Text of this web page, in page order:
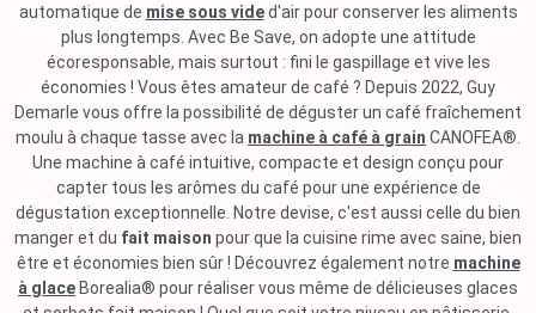
automatique de mise sous vided'air pour conserver les aliments
plus longtemps. Avec Be Save, on adopte une attitude
écoresponsable, mais surtout : fini le gaspillage et vive les
économies ! Vous êtes amateur de café ? Depuis 2022, Guy
Demarle vous offre la possibilité de déguster un café fraîchement
moulu à chaque tasse avec la machine à café à grain CANOFEA®.
Une machine à café intuitive, compacte et design conçu pour
capter tous les arômes du café pour une expérience de
dégustation exceptionnelle. Notre devise, c'est aussi celle du bien
manger et du fait maison pour que la cuisine rime avec saine, bien
être et économies bien sûr ! Découvrez également notre machine
à glace Borealia® pour réaliser vous même de délicieuses glaces